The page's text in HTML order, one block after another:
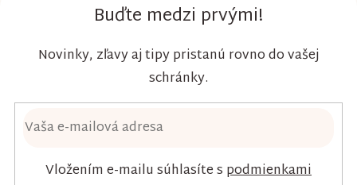
Buďte medzi prvými!
Novinky, zľavy aj tipy pristanú rovno do vašej
schránky.
Vložením e-mailu súhlasíte s podmienkami